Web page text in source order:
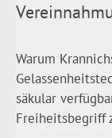
Warum
säkular
Freiheitsbegriff